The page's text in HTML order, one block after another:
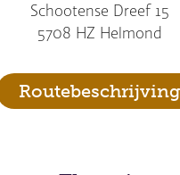
Schootense Dreef 15
5708 HZ Helmond
Routebeschrijving